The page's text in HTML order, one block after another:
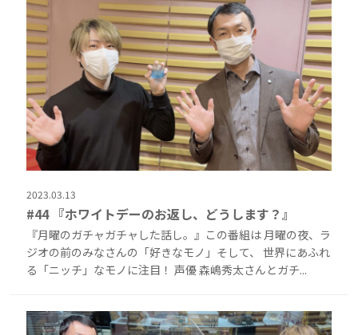
2023.03.13
#44 『ホワイトデーのお返し、どうします？』
『月曜のガチャガチャした話し。』この番組は 月曜の夜、ラ
ジオの前のみなさんの「好きなモノ」そして、 世界にあふれ
る「ニッチ」なモノに注目！ 声優 森嶋秀太さんとガチ...